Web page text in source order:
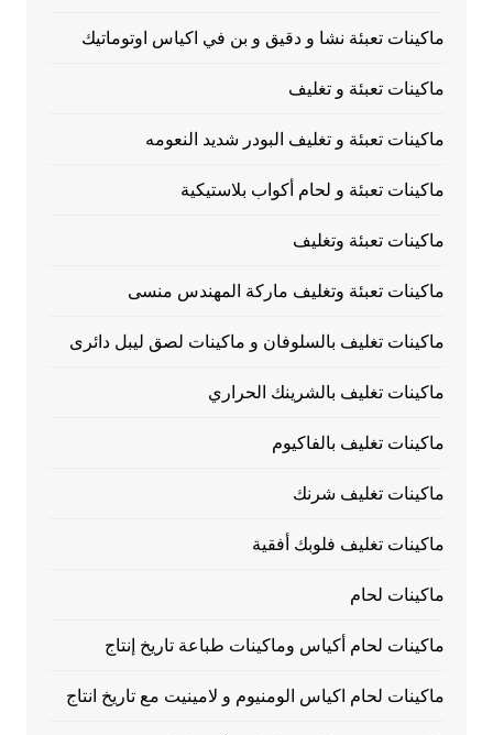
ماكينات تعبئة نشا و دقيق و بن في اكياس اوتوماتيك
ماكينات تعبئة و تغليف
ماكينات تعبئة و تغليف البودر شديد النعومه
ماكينات تعبئة و لحام أكواب بلاستيكية
ماكينات تعبئة وتغليف
ماكينات تعبئة وتغليف ماركة المهندس منسى
ماكينات تغليف بالسلوفان و ماكينات لصق ليبل دائرى
ماكينات تغليف بالشرينك الحراري
ماكينات تغليف بالفاكيوم
ماكينات تغليف شرنك
ماكينات تغليف فلوبك أفقية
ماكينات لحام
ماكينات لحام أكياس وماكينات طباعة تاريخ إنتاج
ماكينات لحام اكياس الومنيوم و لامينيت مع تاريخ انتاج